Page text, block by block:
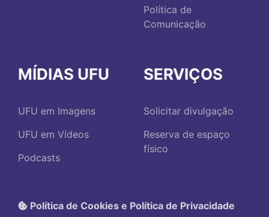
Política de
Comunicação
MÍDIAS UFU
UFU em Imagens
UFU em Vídeos
Podcasts
SERVIÇOS
Solicitar divulgação
Reserva de espaço
físico
Política de Cookies e Política de Privacidade